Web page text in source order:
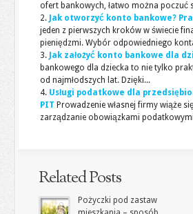
ofert bankowych, łatwo można poczuć
Jak otworzyć konto bankowe?
jeden z pierwszych kroków w świecie
pieniędzmi. Wybór odpowiedniego
Jak założyć konto bankowe dla
bankowego dla dziecka to nie tylko
od najmłodszych lat. Dzięki...
Usługi podatkowe dla
PIT Prowadzenie własnej firmy wiąże
zarządzanie obowiązkami
Related Posts
Pożyczki pod zastaw